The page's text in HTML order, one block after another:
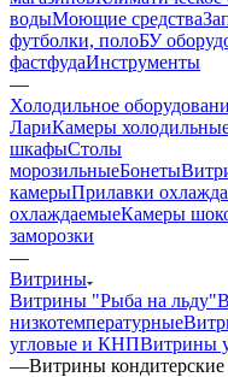
водыМоющие средства
футболки, полоБУ
фастфудаИнструменты
—
Холодильное
ЛариКамеры
шкафыСтолы
морозильныеБонеты
камерыПрилавки
охлаждаемыеКамеры
заморозки
—
Витрины
Витрины "Рыба на льду"
низкотемпературные
угловые и КНПВитрины
—Витрины кондитерские